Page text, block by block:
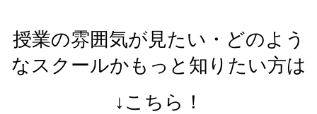
授業の雰囲気が見たい・どのよう
なスクールかもっと知りたい方は
↓こちら！